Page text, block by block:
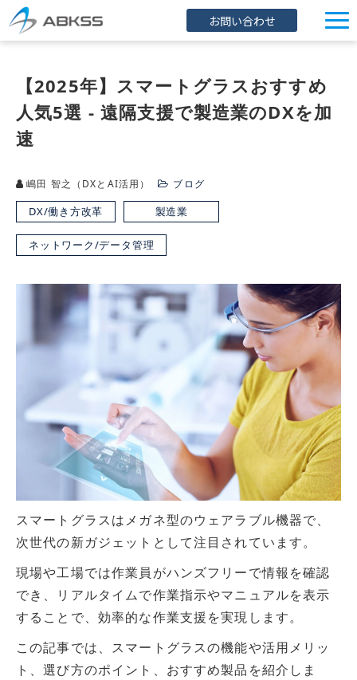
お問い合わせ
製品/FAQ
サービス
イベント・セミナー
ブログ
【2025年】スマートグラスおすすめ
人気5選 - 遠隔支援で製造業のDXを加
速
嶋田 智之（DXとAI活用） ブログ
DX/働き方改革 製造業
ネットワーク/データ管理
スマートグラスはメガネ型のウェアラブル機器で、
次世代の新ガジェットとして注目されています。
現場や工場では作業員がハンズフリーで情報を確認
でき、リアルタイムで作業指示やマニュアルを表示
することで、効率的な作業支援を実現します。
この記事では、スマートグラスの機能や活用メリッ
ト、選び方のポイント、おすすめ製品を紹介しま